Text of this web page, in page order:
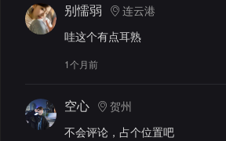
别懦弱
连云港
哇这个有点耳熟
1个月前
空心
贺州
不会评论，占个位置吧